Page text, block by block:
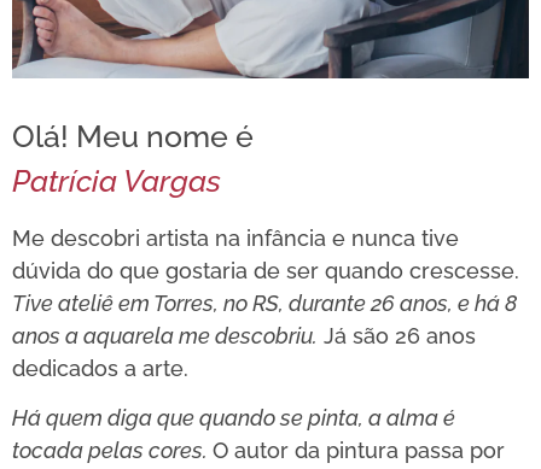
Olá! Meu nome é
Patrícia Vargas
Me descobri artista na infância e nunca tive
dúvida do que gostaria de ser quando crescesse.
Tive ateliê em Torres, no RS, durante 26 anos, e há 8
anos a aquarela me descobriu. Já são 26 anos
dedicados a arte.
Há quem diga que quando se pinta, a alma é
tocada pelas cores. O autor da pintura passa por